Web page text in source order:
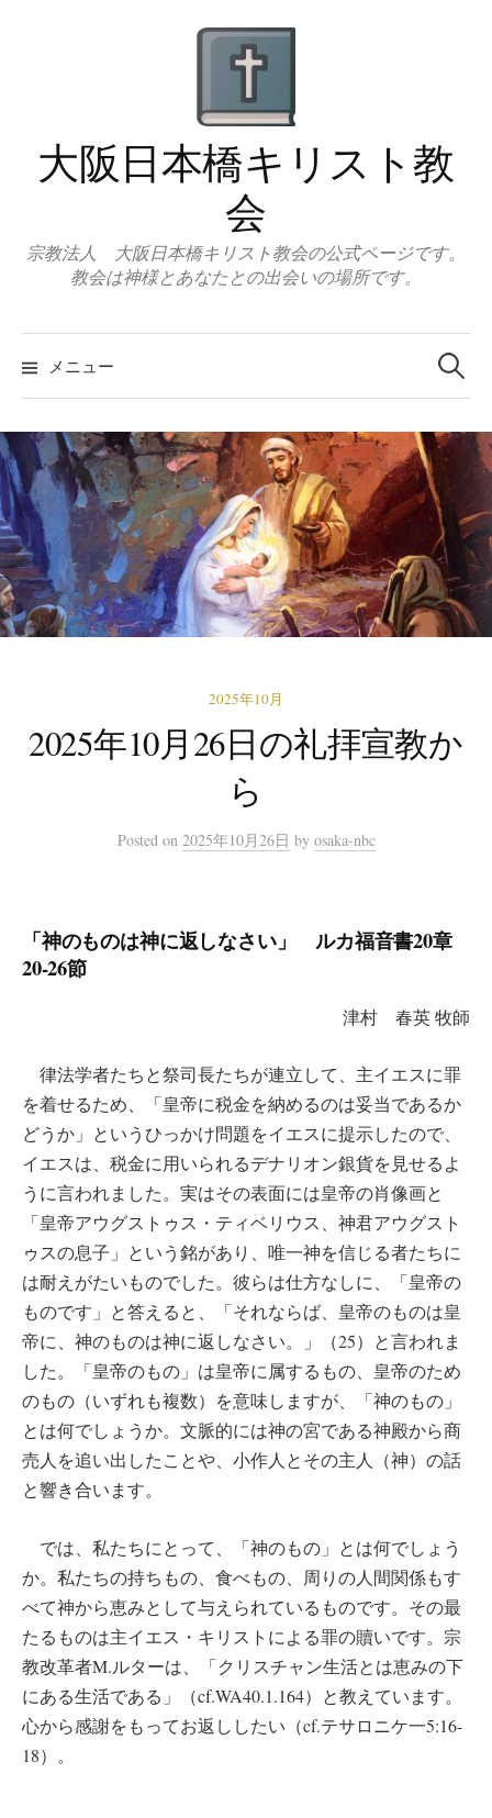
ッ
大阪日本橋キリスト教
会
宗教法人 大阪日本橋キリスト教会の公式ページです。
教会は神様とあなたとの出会いの場所です。
メニュー
検
索:
2025年10月
2025年10月26日の礼拝宣教か
ら
Posted on 2025年10月26日 by osaka-nbc
「神のものは神に返しなさい」 ルカ福音書20章
20-26節
津村 春英 牧師
律法学者たちと祭司長たちが連立して、主イエスに罪
を着せるため、「皇帝に税金を納めるのは妥当であるか
どうか」というひっかけ問題をイエスに提示したので、
イエスは、税金に用いられるデナリオン銀貨を見せるよ
うに言われました。実はその表面には皇帝の肖像画と
「皇帝アウグストゥス・ティベリウス、神君アウグスト
ゥスの息子」という銘があり、唯一神を信じる者たちに
は耐えがたいものでした。彼らは仕方なしに、「皇帝の
ものです」と答えると、「それならば、皇帝のものは皇
帝に、神のものは神に返しなさい。」（25）と言われま
した。「皇帝のもの」は皇帝に属するもの、皇帝のため
のもの（いずれも複数）を意味しますが、「神のもの」
とは何でしょうか。文脈的には神の宮である神殿から商
売人を追い出したことや、小作人とその主人（神）の話
と響き合います。
では、私たちにとって、「神のもの」とは何でしょう
か。私たちの持ちもの、食べもの、周りの人間関係もす
べて神から恵みとして与えられているものです。その最
たるものは主イエス・キリストによる罪の贖いです。宗
教改革者M.ルターは、「クリスチャン生活とは恵みの下
にある生活である」（cf.WA40.1.164）と教えています。
心から感謝をもってお返ししたい（cf.テサロニケ一5:16-
18）。